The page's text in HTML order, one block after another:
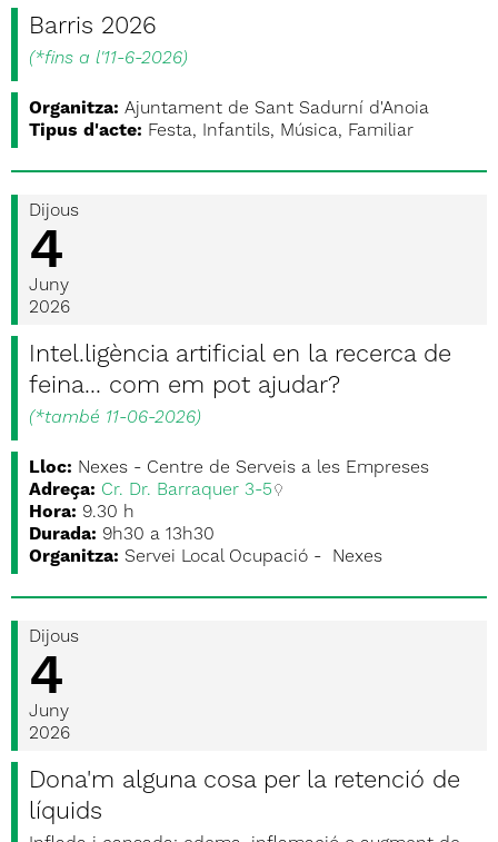
Barris 2026
(*fins a l'11-6-2026)
Organitza: Ajuntament de Sant Sadurní d'Anoia
Tipus d'acte: Festa, Infantils, Música, Familiar
Dijous
4
Juny
2026
Intel.ligència artificial en la recerca de
feina... com em pot ajudar?
(*també 11-06-2026)
Lloc: Nexes - Centre de Serveis a les Empreses
Adreça: Cr. Dr. Barraquer 3-5
Hora: 9.30 h
Durada: 9h30 a 13h30
Organitza: Servei Local Ocupació - Nexes
Dijous
4
Juny
2026
Dona'm alguna cosa per la retenció de
líquids